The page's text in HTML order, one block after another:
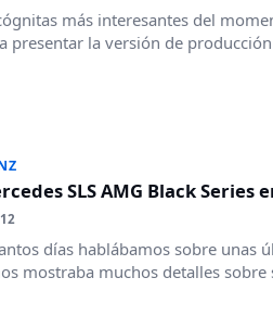
más interesantes del
presentar la versión de
SLS AMG Black
días hablábamos sobre unas
mostraba muchos detalles